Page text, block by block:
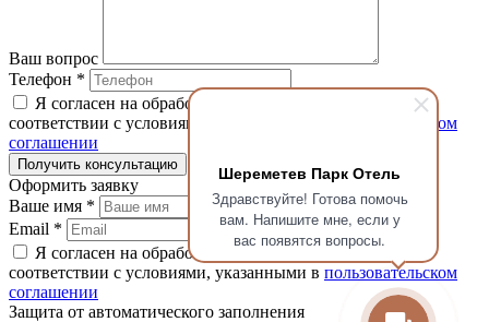
Шереметев Парк Отель
Здравствуйте! Готова помочь
вам. Напишите мне, если у
вас появятся вопросы.
Ваш вопрос
Телефон *
Я согласен на обработку персональных данных в
соответствии с условиями, указанными в
пользовательском
соглашении
Оформить заявку
Ваше имя *
Email *
Я согласен на обработку персональных данных в
соответствии с условиями, указанными в пользовательском
соглашении
Защита от автоматического заполнения